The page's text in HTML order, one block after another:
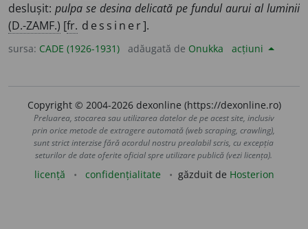
deslușit: pulpa se desina delicată pe fundul aurui al luminii
(D.-ZAMF.) [fr. dessiner].
sursa: CADE (1926-1931) adăugată de Onukka acțiuni
Copyright © 2004-2026 dexonline (https://dexonline.ro)
Preluarea, stocarea sau utilizarea datelor de pe acest site, inclusiv
prin orice metode de extragere automată (web scraping, crawling),
sunt strict interzise fără acordul nostru prealabil scris, cu excepția
seturilor de date oferite oficial spre utilizare publică (vezi licența).
licență confidențialitate găzduit de Hosterion